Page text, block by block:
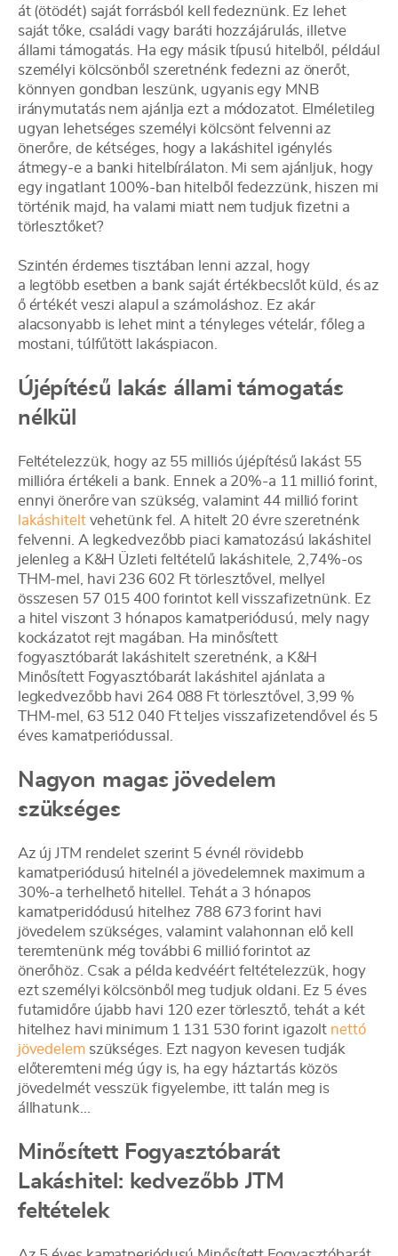
át (ötödét) saját forrásból kell fedeznünk. Ez lehet
saját tőke, családi vagy baráti hozzájárulás, illetve
állami támogatás. Ha egy másik típusú hitelből, például
személyi kölcsönből szeretnénk fedezni az önerőt,
könnyen gondban leszünk, ugyanis egy MNB
iránymutatás nem ajánlja ezt a módozatot. Elméletileg
ugyan lehetséges személyi kölcsönt felvenni az
önerőre, de kétséges, hogy a lakáshitel igénylés
átmegy-e a banki hitelbírálaton. Mi sem ajánljuk, hogy
egy ingatlant 100%-ban hitelből fedezzünk, hiszen mi
történik majd, ha valami miatt nem tudjuk fizetni a
törlesztőket?
Szintén érdemes tisztában lenni azzal, hogy
a legtöbb esetben a bank saját értékbecslőt küld, és az
ő értékét veszi alapul a számoláshoz. Ez akár
alacsonyabb is lehet mint a tényleges vételár, főleg a
mostani, túlfűtött lakáspiacon.
Újépítésű lakás állami támogatás
nélkül
Feltételezzük, hogy az 55 milliós újépítésű lakást 55
millióra értékeli a bank. Ennek a 20%-a 11 millió forint,
ennyi önerőre van szükség, valamint 44 millió forint
lakáshiteltvehetünk fel. A hitelt 20 évre szeretnénk
felvenni. A legkedvezőbb piaci kamatozású lakáshitel
jelenleg a K&H Üzleti feltételű lakáshitele, 2,74%-os
THM-mel, havi 236 602 Ft törlesztővel, mellyel
összesen 57 015 400 forintot kell visszafizetnünk. Ez
a hitel viszont 3 hónapos kamatperiódusú, mely nagy
kockázatot rejt magában. Ha minősített
fogyasztóbarát lakáshitelt szeretnénk, a K&H
Minősített Fogyasztóbarát lakáshitel ajánlata a
legkedvezőbb havi 264 088 Ft törlesztővel, 3,99 %
THM-mel, 63 512 040 Ft teljes visszafizetendővel és 5
éves kamatperiódussal.
Nagyon magas jövedelem
szükséges
Az új JTM rendelet szerint 5 évnél rövidebb
kamatperiódusú hitelnél a jövedelemnek maximum a
30%-a terhelhető hitellel. Tehát a 3 hónapos
kamatperidódusú hitelhez 788 673 forint havi
jövedelem szükséges, valamint valahonnan elő kell
teremtenünk még további 6 millió forintot az
önerőhöz. Csak a példa kedvéért feltételezzük, hogy
ezt személyi kölcsönből meg tudjuk oldani. Ez 5 éves
futamidőre újabb havi 120 ezer törlesztő, tehát a két
hitelhez havi minimum 1 131 530 forint igazolt nettó
jövedelemszükséges. Ezt nagyon kevesen tudják
előteremteni még úgy is, ha egy háztartás közös
jövedelmét vesszük figyelembe, itt talán meg is
állhatunk...
Minősített Fogyasztóbarát
Lakáshitel: kedvezőbb JTM
feltételek